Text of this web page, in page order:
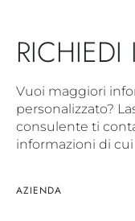
Vuoi maggiori
personalizzato?
consulente ti
informazioni di
AZIENDA